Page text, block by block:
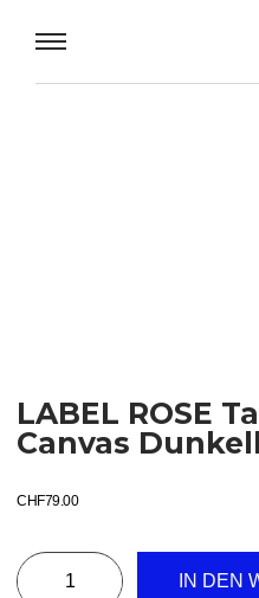
LABEL ROSE
Canvas
CHF79.00
IN DEN